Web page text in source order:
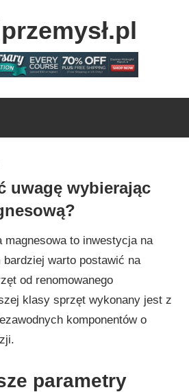
uwagę wybierając
to inwestycja na
bardziej warto postawić na
od renomowanego
klasy sprzęt wykonany jest z
komponentów o
parametry